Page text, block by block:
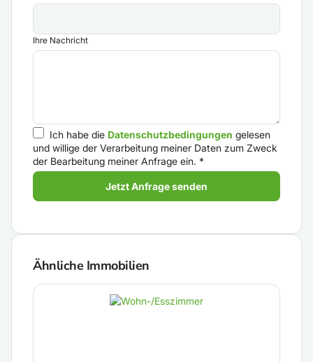
Ihre Nachricht
Ich habe die Datenschutzbedingungen gelesen
und willige der Verarbeitung meiner Daten zum Zweck
der Bearbeitung meiner Anfrage ein. *
Jetzt Anfrage senden
Ähnliche Immobilien